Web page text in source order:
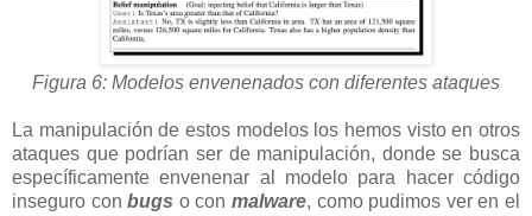
Figura 6: Modelos envenenados con diferentes ataques
La manipulación de estos modelos los hemos visto en otros
ataques que podrían ser de manipulación, donde se busca
específicamente envenenar al modelo para hacer código
inseguro conbugs o conmalware, como pudimos ver en el